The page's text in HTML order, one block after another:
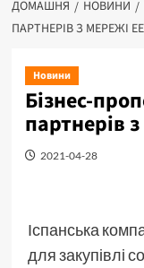
ДОМАШНЯ НОВИНИ
ПАРТНЕРІВ З МЕРЕЖІ
Новини
Бізнес-
партнерів
2021-04-28
Іспанська
для закупівлі